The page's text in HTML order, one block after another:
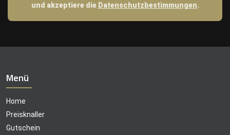
und akzeptiere die Datenschutzbestimmungen.
Menü
Home
Preisknaller
Gutschein